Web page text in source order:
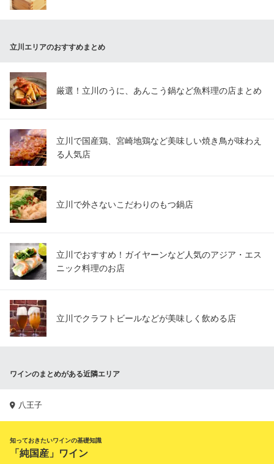
立川エリアのおすすめまとめ
厳選！立川のうに、あんこう鍋など魚料理の店まとめ
立川で国産鶏、宮崎地鶏など美味しい焼き鳥が味わえ
る人気店
立川で外さないこだわりのもつ鍋店
立川でおすすめ！ガイヤーンなど人気のアジア・エス
ニック料理のお店
立川でクラフトビールなどが美味しく飲める店
ワインのまとめがある近隣エリア
八王子
知っておきたいワインの基礎知識
「純国産」ワイン